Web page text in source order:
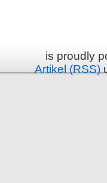
is proudly
Artikel (RSS)